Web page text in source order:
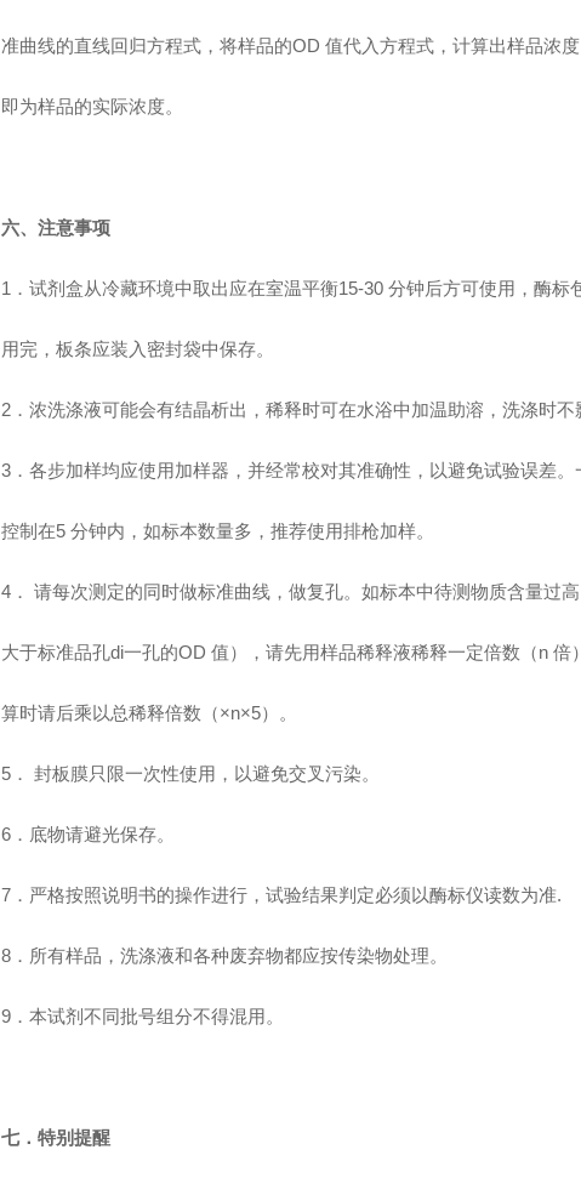
准曲线的直线回归方程式，将样品的OD 值代入方程式，计算出样品浓度
即为样品的实际浓度。
六、注意事项
1．试剂盒从冷藏环境中取出应在室温平衡15-30 分钟后方可使用，酶标
用完，板条应装入密封袋中保存。
2．浓洗涤液可能会有结晶析出，稀释时可在水浴中加温助溶，洗涤时不
3．各步加样均应使用加样器，并经常校对其准确性，以避免试验误差。
控制在5 分钟内，如标本数量多，推荐使用排枪加样。
4． 请每次测定的同时做标准曲线，做复孔。如标本中待测物质含量过
大于标准品孔di一孔的OD 值），请先用样品稀释液稀释一定倍数（n 倍
算时请后乘以总稀释倍数（×n×5）。
5． 封板膜只限一次性使用，以避免交叉污染。
6．底物请避光保存。
7．严格按照说明书的操作进行，试验结果判定必须以酶标仪读数为准.
8．所有样品，洗涤液和各种废弃物都应按传染物处理。
9．本试剂不同批号组分不得混用。
七．特别提醒